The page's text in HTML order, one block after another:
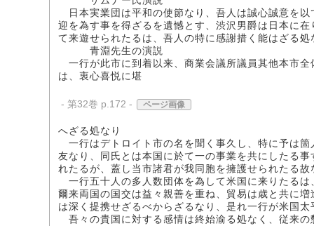
日本実業団は平和の使節なり、吾人は誠心誠意を
迎を為す事を得ざるを遺憾とす、渋沢男爵は日本に
て来遊せられたるは、吾人の特に感謝措く能はざる処
青淵先生の演説
一行が此市に到着以来、商業会議所議員其他本市
は、衷心喜悦に堪
- 第32巻 p.172 - ページ画像
へざる処なり
一行はデトロイト市の名を聞く事久し、特に予は
友なり、同氏とは本国に於て一の事業を共にしたる
れたるが、蓋し当市諸君が我同胞を擁護せられたる故
一行五十人の多人数団体を為して米国に来りたる
爾来両国の国交は益々親善を重ね、貿易は歳と共に
は深く提携せざるべからざるなり、是れ一行が米国
吾々の貴国に対する感情は終始渝る処なく、従来